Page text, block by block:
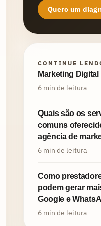
Quero um
CONTINUE
Marketing
6 min de leitura
Quais são os
comuns
agência de
6 min de leitura
Como
podem gerar
Google e
6 min de leitura